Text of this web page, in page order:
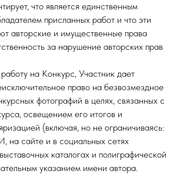
что является единственным
присланных работ и что эти
авторские и имущественные права
за нарушение авторских прав
на Конкурс, Участник дает
право на безвозмездное
фотографий в целях, связанных с
освещением его итогов и
(включая, но не ограничиваясь:
на сайте и в социальных сетях
каталогах и полиграфической
указанием имени автора.